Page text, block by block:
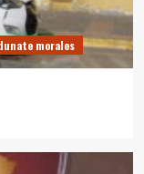
morales